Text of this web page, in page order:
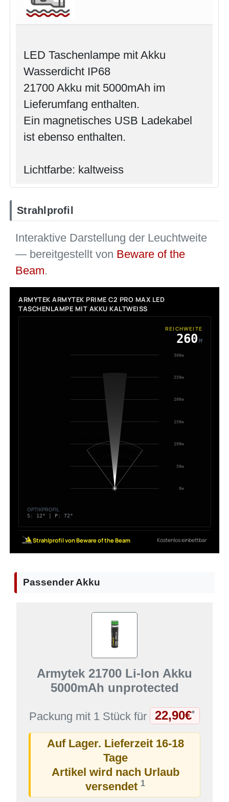
LED Taschenlampe mit Akku
Wasserdicht IP68
21700 Akku mit 5000mAh im
Lieferumfang enthalten.
Ein magnetisches USB Ladekabel
ist ebenso enthalten.
Lichtfarbe: kaltweiss
Strahlprofil
Interaktive Darstellung der Leuchtweite
— bereitgestellt von Beware of the
Beam.
Passender Akku
Armytek 21700 Li-Ion Akku
5000mAh unprotected
Packung mit 1 Stück für 22,90€*
Auf Lager. Lieferzeit 16-18
Tage
Artikel wird nach Urlaub
versendet 1